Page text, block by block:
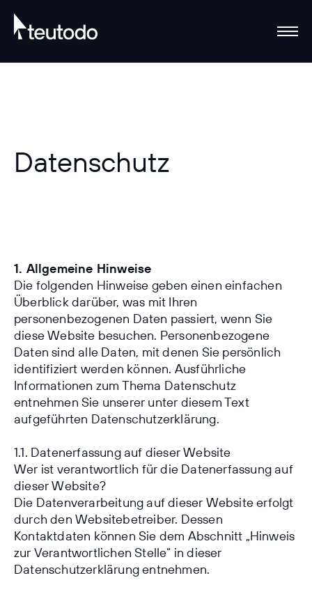
Datenschutz
1. Allgemeine Hinweise
Die folgenden Hinweise geben einen einfachen
Überblick darüber, was mit Ihren
personenbezogenen Daten passiert, wenn Sie
diese Website besuchen. Personenbezogene
Daten sind alle Daten, mit denen Sie persönlich
identifiziert werden können. Ausführliche
Informationen zum Thema Datenschutz
entnehmen Sie unserer unter diesem Text
aufgeführten Datenschutzerklärung.
1.1. Datenerfassung auf dieser Website
Wer ist verantwortlich für die Datenerfassung auf
dieser Website?
Die Datenverarbeitung auf dieser Website erfolgt
durch den Websitebetreiber. Dessen
Kontaktdaten können Sie dem Abschnitt „Hinweis
zur Verantwortlichen Stelle“ in dieser
Datenschutzerklärung entnehmen.